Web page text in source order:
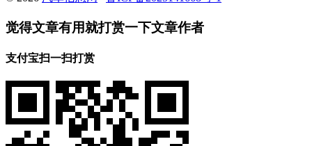
觉得文章有用就打赏一下文章作者
支付宝扫一扫打赏